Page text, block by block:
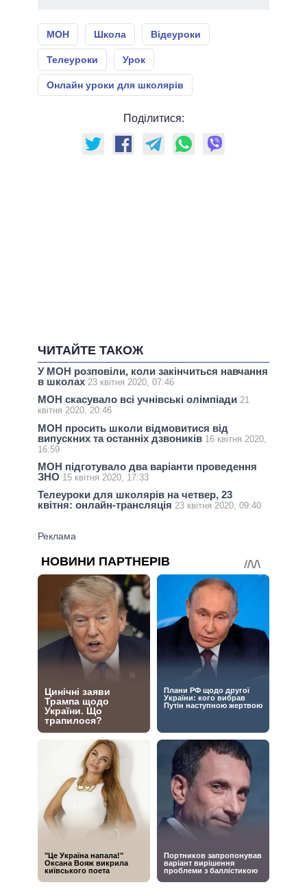
МОН Школа Відеуроки
Телеуроки Урок
Онлайн уроки для школярів
Поділитися:
ЧИТАЙТЕ ТАКОЖ
У МОН розповіли, коли закінчиться навчання
в школах 23 квітня 2020, 07:46
МОН скасувало всі учнівські олімпіади 21
квітня 2020, 20:46
МОН просить школи відмовитися від
випускних та останніх дзвоників 16 квітня 2020,
16:59
МОН підготувало два варіанти проведення
ЗНО 15 квітня 2020, 17:33
Телеуроки для школярів на четвер, 23
квітня: онлайн-трансляція 23 квітня 2020, 09:40